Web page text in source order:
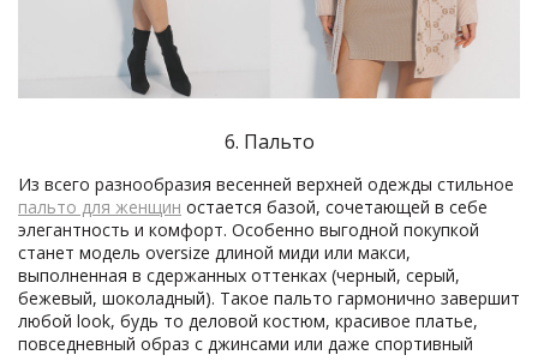
6. Пальто
Из всего разнообразия весенней верхней одежды стильное
пальто для женщин остается базой, сочетающей в себе
элегантность и комфорт. Особенно выгодной покупкой
станет модель oversize длиной миди или макси,
выполненная в сдержанных оттенках (черный, серый,
бежевый, шоколадный). Такое пальто гармонично завершит
любой look, будь то деловой костюм, красивое платье,
повседневный образ с джинсами или даже спортивный